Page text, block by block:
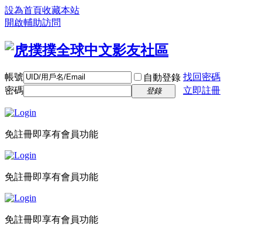
設為首頁收藏本站
開啟輔助訪問
帳號 自動登錄 找回密碼
密碼
登錄 立即註冊
免註冊即享有會員功能
免註冊即享有會員功能
免註冊即享有會員功能